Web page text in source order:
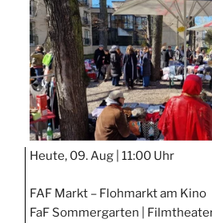
Heute, 09. Aug | 11:00 Uhr
FAF Markt – Flohmarkt am Kino
FaF Sommergarten |